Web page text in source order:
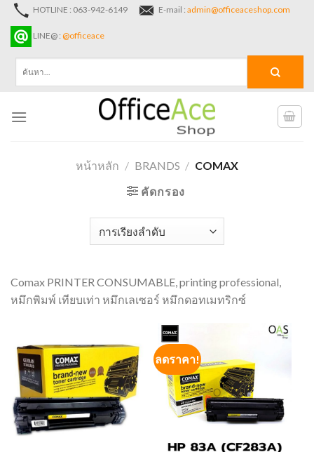
Skip
content
HOTLINE : 063-942-6149 E-mail : admin@officeaceshop.com
LINE@ : @officeace
หน้าหลัก / BRANDS / COMAX
คัดกรอง
Comax PRINTER CONSUMABLE, printing professional,
หมึกพิมพ์ เทียบเท่า หมึกเลเซอร์ หมึกดอทเมทริกซ์
ลดราคา!